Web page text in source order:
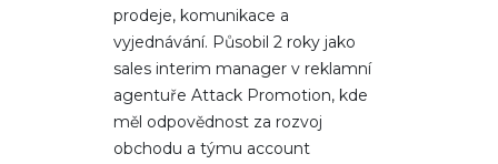
prodeje, komunikace a
vyjednávání. Působil 2 roky jako
sales interim manager v reklamní
agentuře Attack Promotion, kde
měl odpovědnost za rozvoj
obchodu a týmu account